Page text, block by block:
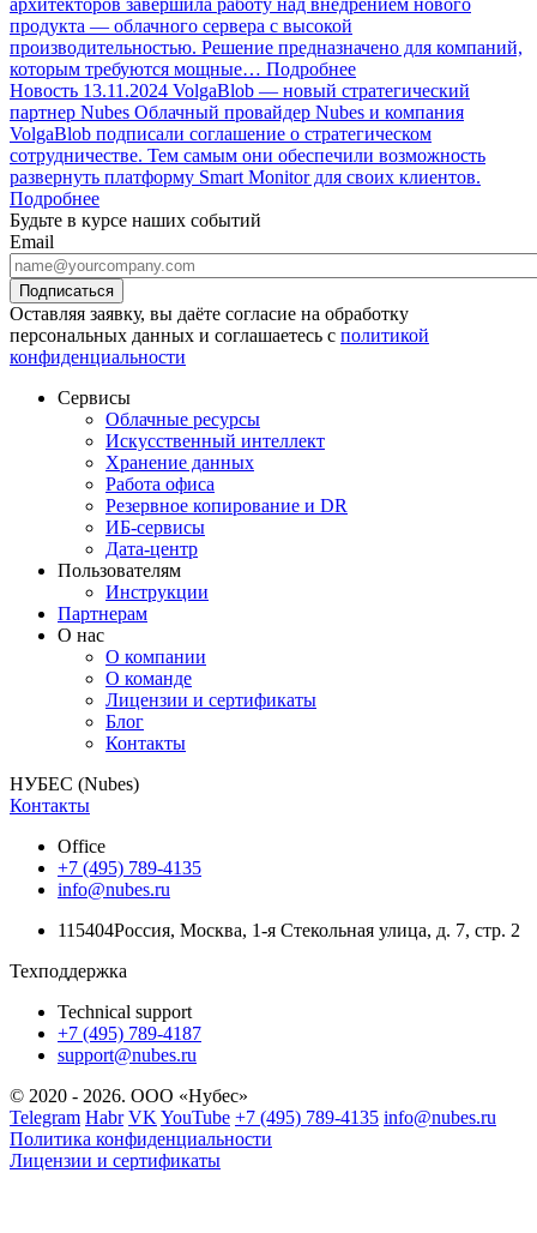
продукта — облачного сервера с высокой
производительностью. Решение предназначено для компаний,
которым требуются мощные… Подробнее
Новость 13.11.2024 VolgaBlob — новый стратегический
партнер Nubes Облачный провайдер Nubes и компания
VolgaBlob подписали соглашение о стратегическом
сотрудничестве. Тем самым они обеспечили возможность
развернуть платформу Smart Monitor для своих клиентов.
Подробнее
Будьте в курсе наших событий
Email
Оставляя заявку, вы даёте согласие на обработку
персональных данных и соглашаетесь с политикой
конфиденциальности
Сервисы
Облачные ресурсы
Искусственный интеллект
Хранение данных
Работа офиса
Резервное копирование и DR
ИБ-сервисы
Дата-центр
Пользователям
Инструкции
Партнерам
О нас
О компании
О команде
Лицензии и сертификаты
Блог
Контакты
НУБЕС (Nubes)
Контакты
Office
+7 (495) 789-4135
info@nubes.ru
115404Россия, Москва, 1-я Стекольная улица, д. 7, стр. 2
Техподдержка
Technical support
+7 (495) 789-4187
support@nubes.ru
© 2020 - 2026. ООО «Нубес»
Telegram Habr VK YouTube +7 (495) 789-4135 info@nubes.ru
Политика конфиденциальности
Лицензии и сертификаты